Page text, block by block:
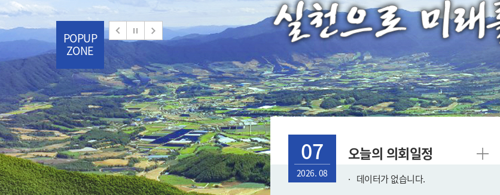
POPUP
ZONE
07
2026. 08
오늘의 의회일정
데이터가 없습니다.